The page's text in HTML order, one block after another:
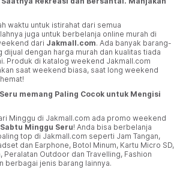
waktu untuk istirahat dari semua
juga untuk berbelanja online murah di
dari Jakmall.com. Ada banyak barang-
dengan harga murah dan kualitas tiada
Produk di katalog weekend Jakmall.com
saat weekend biasa, saat long weekend
memang Paling Cocok untuk Mengisi
Minggu di Jakmall.com ada promo weekend
Sabtu Minggu Seru! Anda bisa berbelanja
top di Jakmall.com seperti Jam Tangan,
dan Earphone, Botol Minum, Kartu Micro SD,
Peralatan Outdoor dan Travelling, Fashion
berbagai jenis barang lainnya.